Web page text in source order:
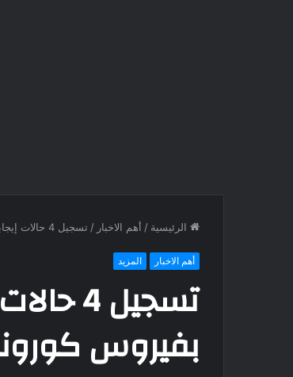
الرئيسية / أهم الاخبار / تسجيل 4 حالات إيجابية وحالتي وفاة بفيروس كورونا بشمال سيناء
أهم الاخبار المزيد
تسجيل
بفيروس